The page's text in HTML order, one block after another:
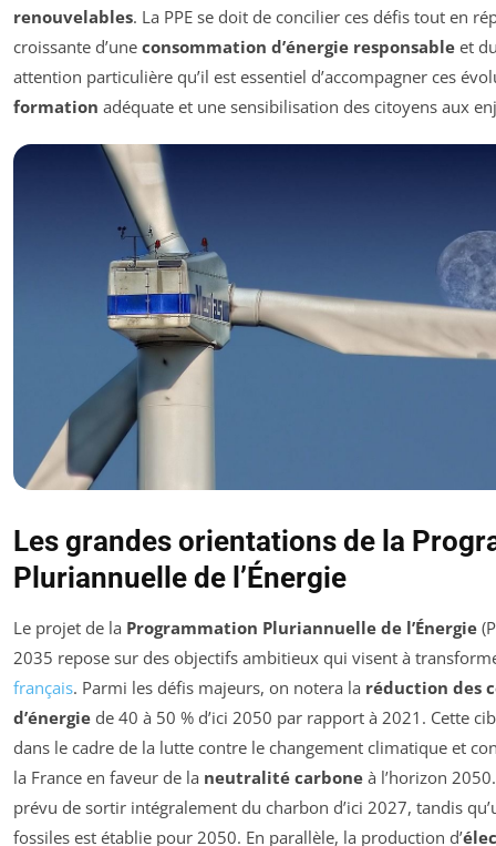
renouvelables. La PPE se doit de concilier ces défis tout en
croissante d’une consommation d’énergie responsable et
attention particulière qu’il est essentiel d’accompagner ces
formation adéquate et une sensibilisation des citoyens aux
Les grandes orientations de la
Pluriannuelle de l’Énergie
Le projet de la Programmation Pluriannuelle de l’Énergie
2035 repose sur des objectifs ambitieux qui visent à
français. Parmi les défis majeurs, on notera la réduction des
d’énergie de 40 à 50 % d’ici 2050 par rapport à 2021. Cette
dans le cadre de la lutte contre le changement climatique et
la France en faveur de la neutralité carbone à l’horizon
prévu de sortir intégralement du charbon d’ici 2027, tandis
fossiles est établie pour 2050. En parallèle, la production d’